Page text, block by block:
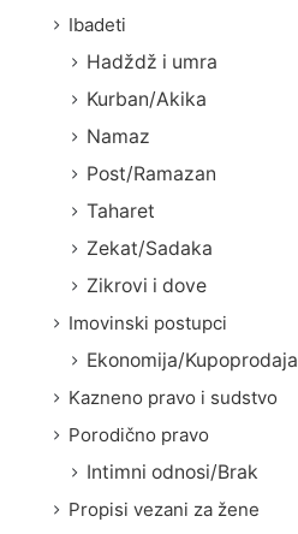
Ibadeti
Hadždž i umra
Kurban/Akika
Namaz
Post/Ramazan
Taharet
Zekat/Sadaka
Zikrovi i dove
Imovinski postupci
Ekonomija/Kupoprodaja
Kazneno pravo i sudstvo
Porodično pravo
Intimni odnosi/Brak
Propisi vezani za žene